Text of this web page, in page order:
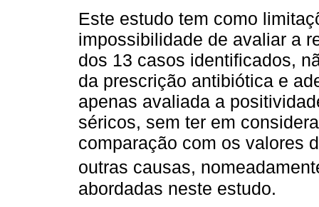
Este estudo tem como
impossibilidade de avaliar a
dos 13 casos identificados,
da prescrição antibiótica e
apenas avaliada a
séricos, sem ter em
comparação com os valores
outras causas,
abordadas neste estudo.